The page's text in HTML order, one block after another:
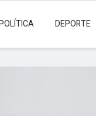
DEPORTE